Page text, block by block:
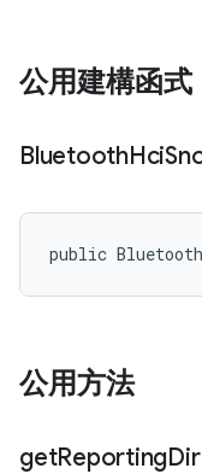
公用建構函式
BluetoothHci
public
公用方法
getReportingDir